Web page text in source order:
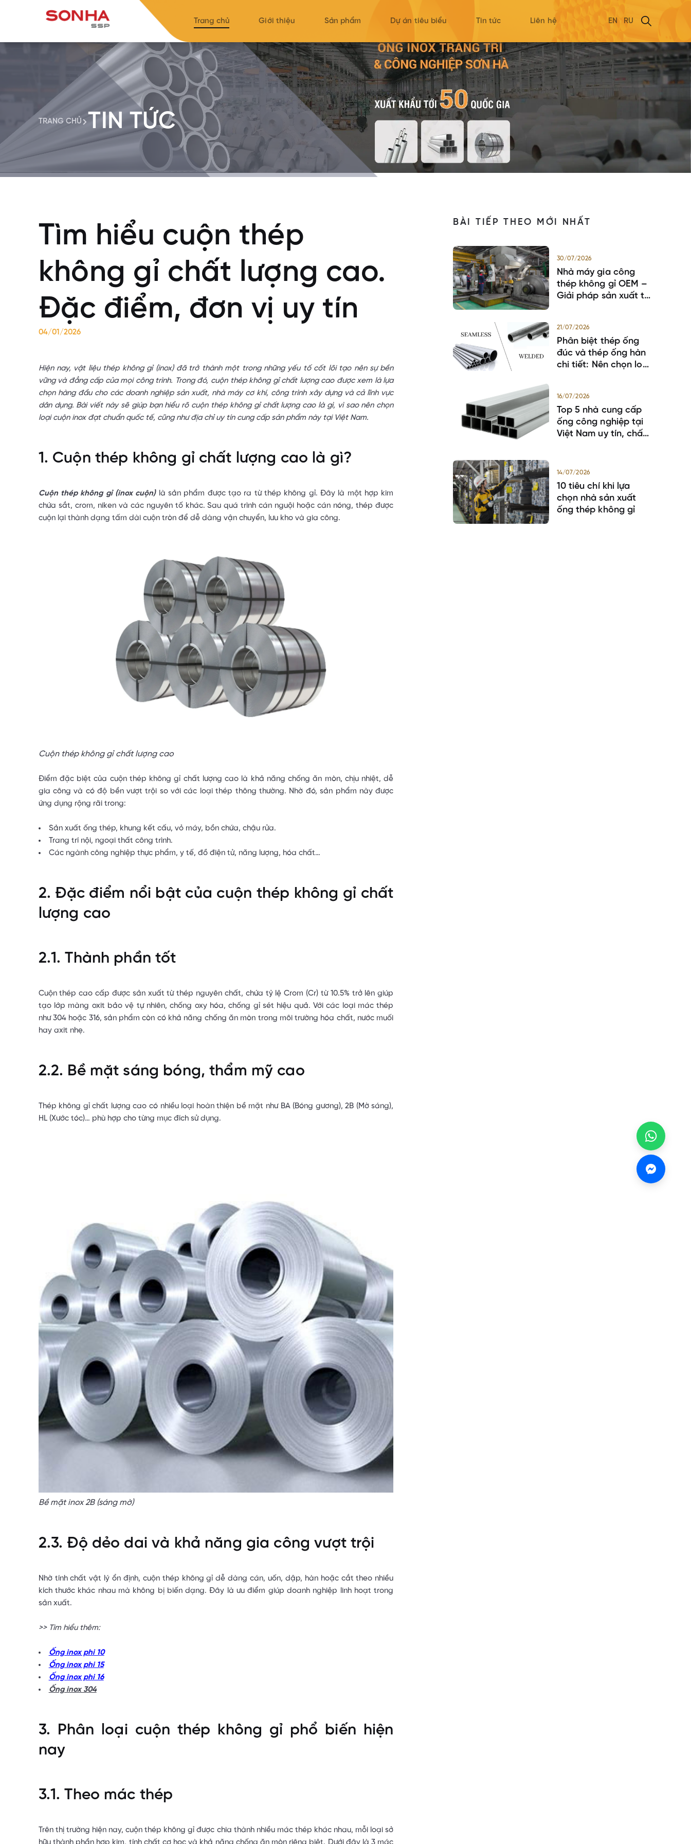
Trang chủ Giới thiệu Sản phẩm Dự án tiêu biểu Tin tức Liên hệ EN RU
TRANG CHỦ TIN TỨC
Tìm hiểu cuộn thép
không gỉ chất lượng cao.
Đặc điểm, đơn vị uy tín
04/01/2026
Hiện nay, vật liệu thép không gỉ (inox) đã trở thành một trong những yếu tố cốt lõi tạo nên sự bền
vững và đẳng cấp của mọi công trình. Trong đó, cuộn thép không gỉ chất lượng cao được xem là lựa
chọn hàng đầu cho các doanh nghiệp sản xuất, nhà máy cơ khí, công trình xây dựng và cả lĩnh vực
dân dụng. Bài viết này sẽ giúp bạn hiểu rõ cuộn thép không gỉ chất lượng cao là gì, vì sao nên chọn
loại cuộn inox đạt chuẩn quốc tế, cũng như địa chỉ uy tín cung cấp sản phẩm này tại Việt Nam.
1. Cuộn thép không gỉ chất lượng cao là gì?
Cuộn thép không gỉ (inox cuộn) là sản phẩm được tạo ra từ thép không gỉ. Đây là một hợp kim
chứa sắt, crom, niken và các nguyên tố khác. Sau quá trình cán nguội hoặc cán nóng, thép được
cuộn lại thành dạng tấm dài cuộn tròn để dễ dàng vận chuyển, lưu kho và gia công.
Cuộn thép không gỉ chất lượng cao
Điểm đặc biệt của cuộn thép không gỉ chất lượng cao là khả năng chống ăn mòn, chịu nhiệt, dễ
gia công và có độ bền vượt trội so với các loại thép thông thường. Nhờ đó, sản phẩm này được
ứng dụng rộng rãi trong:
Sản xuất ống thép, khung kết cấu, vỏ máy, bồn chứa, chậu rửa.
Trang trí nội, ngoại thất công trình.
Các ngành công nghiệp thực phẩm, y tế, đồ điện tử, năng lượng, hóa chất…
2. Đặc điểm nổi bật của cuộn thép không gỉ chất
lượng cao
2.1. Thành phần tốt
Cuộn thép cao cấp được sản xuất từ thép nguyên chất, chứa tỷ lệ Crom (Cr) từ 10.5% trở lên giúp
tạo lớp màng oxit bảo vệ tự nhiên, chống oxy hóa, chống gỉ sét hiệu quả. Với các loại mác thép
như 304 hoặc 316, sản phẩm còn có khả năng chống ăn mòn trong môi trường hóa chất, nước muối
hay axit nhẹ.
2.2. Bề mặt sáng bóng, thẩm mỹ cao
Thép không gỉ chất lượng cao có nhiều loại hoàn thiện bề mặt như BA (Bóng gương), 2B (Mờ sáng),
HL (Xước tóc)… phù hợp cho từng mục đích sử dụng.
Bề mặt inox 2B (sáng mờ)
2.3. Độ dẻo dai và khả năng gia công vượt trội
Nhờ tính chất vật lý ổn định, cuộn thép không gỉ dễ dàng cán, uốn, dập, hàn hoặc cắt theo nhiều
kích thước khác nhau mà không bị biến dạng. Đây là ưu điểm giúp doanh nghiệp linh hoạt trong
sản xuất.
>> Tìm hiểu thêm:
Ống inox phi 10
Ống inox phi 15
Ống inox phi 16
Ống inox 304
3. Phân loại cuộn thép không gỉ phổ biến hiện
nay
3.1. Theo mác thép
Trên thị trường hiện nay, cuộn thép không gỉ được chia thành nhiều mác thép khác nhau, mỗi loại sở
BÀI TIẾP THEO MỚI NHẤT
30/07/2026
Nhà máy gia công
thép không gỉ OEM –
Giải pháp sản xuất tối
21/07/2026
Phân biệt thép ống
đúc và thép ống hàn
chi tiết: Nên chọn loại
16/07/2026
Top 5 nhà cung cấp
ống công nghiệp tại
Việt Nam uy tín, chất
14/07/2026
10 tiêu chí khi lựa
chọn nhà sản xuất
ống thép không gỉ